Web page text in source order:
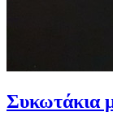
Συκωτάκια